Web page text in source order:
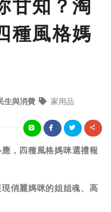
甘知？淘
種風格媽
生與消費 家用品
，四種風格媽咪選禮報
俏麗媽咪的姐姐魂、高